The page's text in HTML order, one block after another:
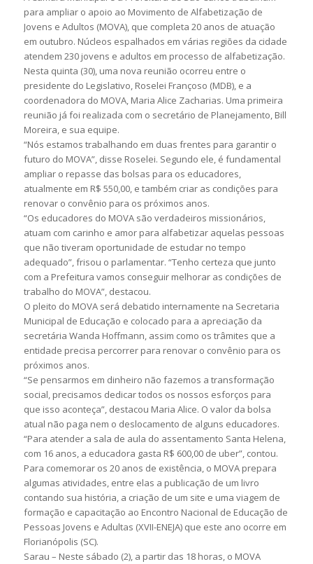
para ampliar o apoio ao Movimento de Alfabetização de
Jovens e Adultos (MOVA), que completa 20 anos de atuação
em outubro. Núcleos espalhados em várias regiões da cidade
atendem 230 jovens e adultos em processo de alfabetização.
Nesta quinta (30), uma nova reunião ocorreu entre o
presidente do Legislativo, Roselei Françoso (MDB), e a
coordenadora do MOVA, Maria Alice Zacharias. Uma primeira
reunião já foi realizada com o secretário de Planejamento, Bill
Moreira, e sua equipe.
“Nós estamos trabalhando em duas frentes para garantir o
futuro do MOVA”, disse Roselei. Segundo ele, é fundamental
ampliar o repasse das bolsas para os educadores,
atualmente em R$ 550,00, e também criar as condições para
renovar o convênio para os próximos anos.
“Os educadores do MOVA são verdadeiros missionários,
atuam com carinho e amor para alfabetizar aquelas pessoas
que não tiveram oportunidade de estudar no tempo
adequado”, frisou o parlamentar. “Tenho certeza que junto
com a Prefeitura vamos conseguir melhorar as condições de
trabalho do MOVA”, destacou.
O pleito do MOVA será debatido internamente na Secretaria
Municipal de Educação e colocado para a apreciação da
secretária Wanda Hoffmann, assim como os trâmites que a
entidade precisa percorrer para renovar o convênio para os
próximos anos.
“Se pensarmos em dinheiro não fazemos a transformação
social, precisamos dedicar todos os nossos esforços para
que isso aconteça”, destacou Maria Alice. O valor da bolsa
atual não paga nem o deslocamento de alguns educadores.
“Para atender a sala de aula do assentamento Santa Helena,
com 16 anos, a educadora gasta R$ 600,00 de uber”, contou.
Para comemorar os 20 anos de existência, o MOVA prepara
algumas atividades, entre elas a publicação de um livro
contando sua história, a criação de um site e uma viagem de
formação e capacitação ao Encontro Nacional de Educação de
Pessoas Jovens e Adultas (XVII-ENEJA) que este ano ocorre em
Florianópolis (SC).
Sarau – Neste sábado (2), a partir das 18 horas, o MOVA